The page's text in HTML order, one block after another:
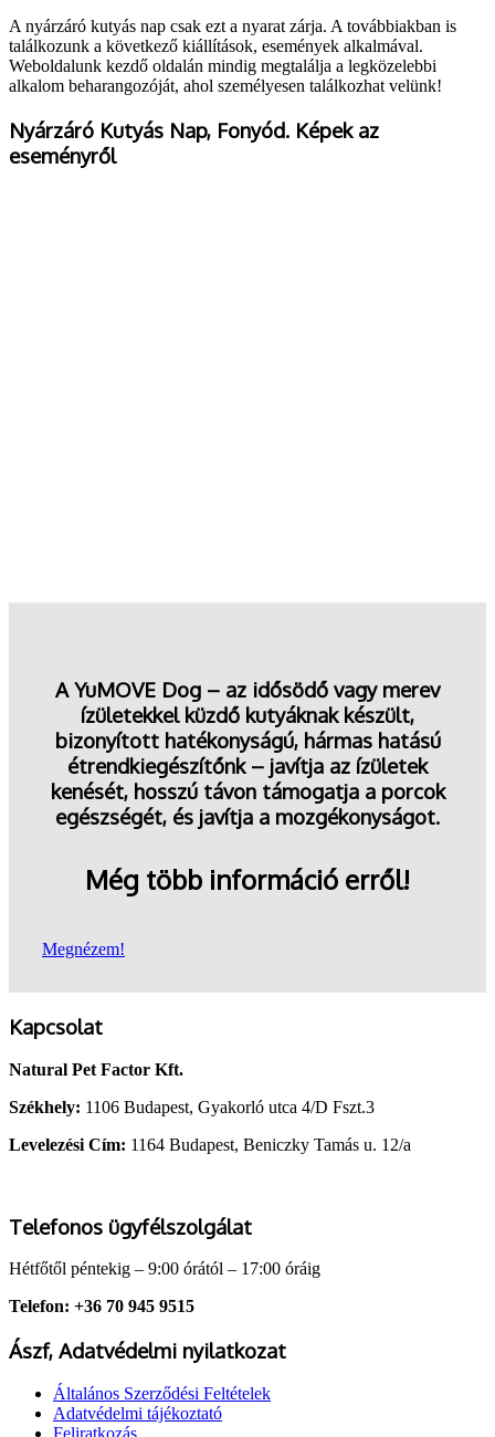
A nyárzáró kutyás nap csak ezt a nyarat zárja. A továbbiakban is
találkozunk a következő kiállítások, események alkalmával.
Weboldalunk kezdő oldalán mindig megtalálja a legközelebbi
alkalom beharangozóját, ahol személyesen találkozhat velünk!
Nyárzáró Kutyás Nap, Fonyód. Képek az
eseményről
A YuMOVE Dog – az idősödő vagy merev
ízületekkel küzdő kutyáknak készült,
bizonyított hatékonyságú, hármas hatású
étrendkiegészítőnk – javítja az ízületek
kenését, hosszú távon támogatja a porcok
egészségét, és javítja a mozgékonyságot.
Még több információ erről!
Megnézem!
Kapcsolat
Natural Pet Factor Kft.
Székhely: 1106 Budapest, Gyakorló utca 4/D Fszt.3
Levelezési Cím: 1164 Budapest, Beniczky Tamás u. 12/a
Telefonos ügyfélszolgálat
Hétfőtől péntekig – 9:00 órától – 17:00 óráig
Telefon: +36 70 945 9515
Ászf, Adatvédelmi nyilatkozat
Általános Szerződési Feltételek
Adatvédelmi tájékoztató
Feliratkozás